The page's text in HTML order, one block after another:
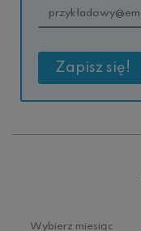
Wybierz miesiąc